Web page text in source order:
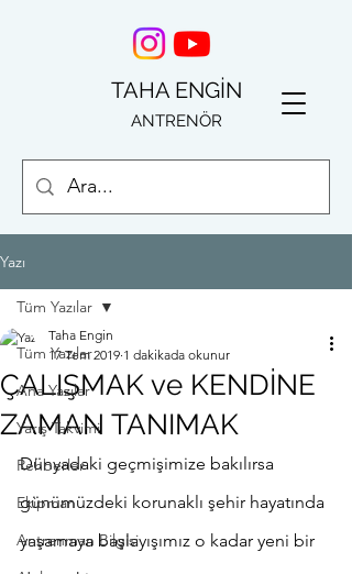
TAHA ENGİN
ANTRENÖR
Yazı
Tüm Yazılar
Ana Yazılar
Yarış Takvimi
Rehberler
Ekipman
Antrenman Bilgisi
Tüm Yazılar
ÇALIŞMAK ve KENDİNE
ZAMAN TANIMAK
Taha Engin
17 Tem 2019 1 dakikada okunur
Dünyadaki geçmişimize bakılırsa
günümüzdeki korunaklı şehir hayatında
yaşamaya başlayışımız o kadar yeni bir